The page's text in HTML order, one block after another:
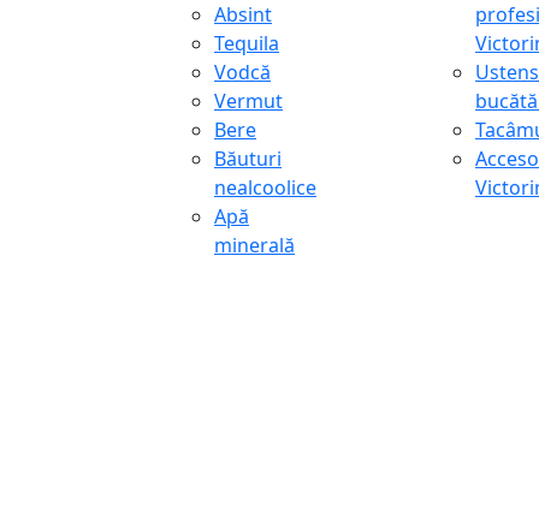
Absint
Tequila
Vodcă
Vermut
Bere
Băuturi
nealcoolice
Apă
minerală